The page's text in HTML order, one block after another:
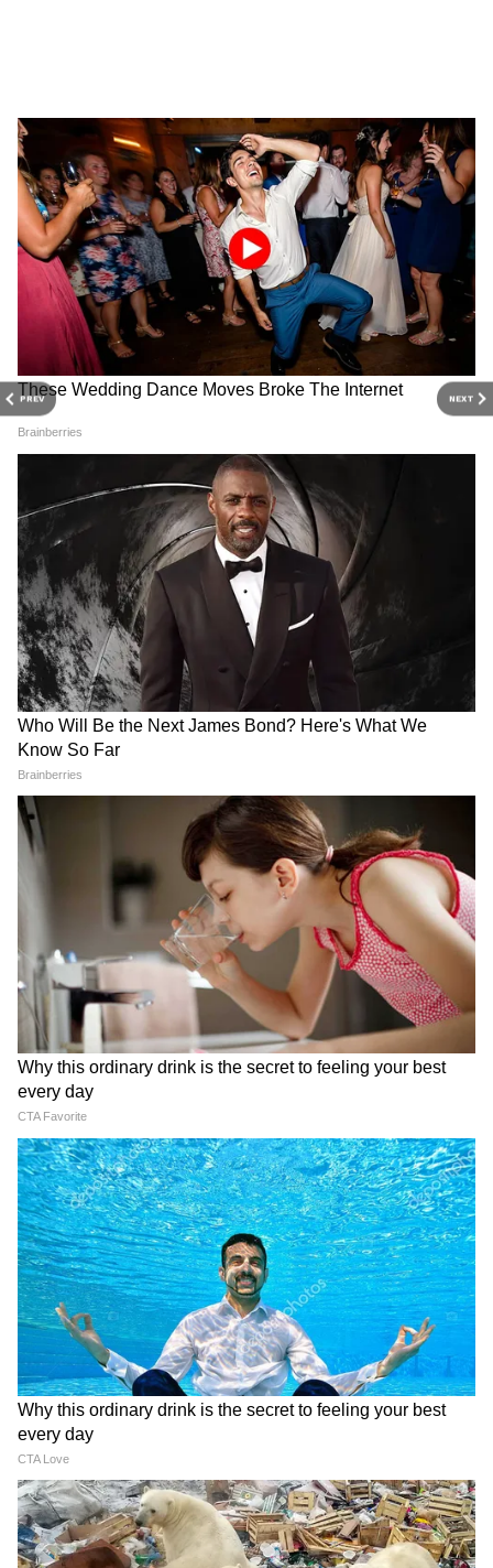
PREV NEXT
RECOMMENDED STORIES
कौन हैं चार्ली चौहान जो बनीं KKR
के प्लेयर रमनदीप सिंह की दुल्हनिया,
8 साल से एक-दूजे को कर रहे थे
डेट
कौन हैं ऋषभ पंत के बिजनेसमैन
जीजा? जानें क्या करती है क्रिकेटर
की MBA पास बहन साक्षी
नजरें
बनाई
LATEST VIDEOS
Modi in IIT Delhi: '1 लाख करोड़..अंग्रेजी में
बोलूं', देश के युवाओं को Modi ने दिया बहुत बड़ा
टास्क
देर रात Rishabh Pant की इस शिकायत पर
CM Pushkar Dhami की पहली प्रतिक्रिया